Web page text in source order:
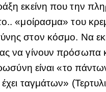
εκείνη που την
«μοίρασμα» του
στον κόσμο. Να
να γίνουν πρόσωπα
είναι «το
ταγμάτων»